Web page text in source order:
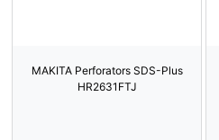
MAKITA Perforators SDS-Plus
HR2631FTJ